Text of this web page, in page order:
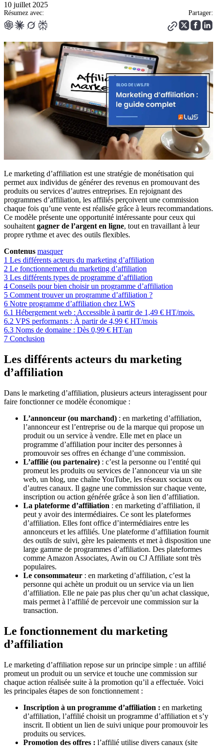
10 juillet 2025
Résumez avec: Partager:
Le marketing d’affiliation est une stratégie de monétisation qui
permet aux individus de générer des revenus en promouvant des
produits ou services d’autres entreprises. En rejoignant des
programmes d’affiliation, les affiliés perçoivent une commission
chaque fois qu’une vente est réalisée grâce à leurs recommandations.
Ce modèle présente une opportunité intéressante pour ceux qui
souhaitent gagner de l’argent en ligne, tout en travaillant à leur
propre rythme et avec des outils flexibles.
Contenus masquer
1 Les différents acteurs du marketing d’affiliation
2 Le fonctionnement du marketing d’affiliation
3 Les différents types de programme d’affiliation
4 Conseils pour bien choisir un programme d’affiliation
5 Comment trouver un programme d’affiliation ?
6 Notre programme d’affiliation chez LWS
6.1 Hébergement web : Accessible à partir de 1,49 € HT/mois.
6.2 VPS performants : À partir de 4,99 € HT/mois
6.3 Noms de domaine : Dès 0,99 € HT/an
7 Conclusion
Les différents acteurs du marketing
d’affiliation
Dans le marketing d’affiliation, plusieurs acteurs interagissent pour
faire fonctionner ce modèle économique :
L’annonceur (ou marchand) : en marketing d’affiliation,
l’annonceur est l’entreprise ou de la marque qui propose un
produit ou un service à vendre. Elle met en place un
programme d’affiliation pour inciter des personnes à
promouvoir ses offres en échange d’une commission.
L’affilié (ou partenaire) : c’est la personne ou l’entité qui
promeut les produits ou services de l’annonceur via un site
web, un blog, une chaîne YouTube, les réseaux sociaux ou
d’autres canaux. Il gagne une commission sur chaque vente,
inscription ou action générée grâce à son lien d’affiliation.
La plateforme d’affiliation : en marketing d’affiliation, il
peut y avoir des intermédiaires. Ce sont les plateformes
d’affiliation. Elles font office d’intermédiaires entre les
annonceurs et les affiliés. Une plateforme d’affiliation fournit
des outils de suivi, gère les paiements et met à disposition une
large gamme de programmes d’affiliation. Des plateformes
comme Amazon Associates, Awin ou CJ Affiliate sont très
populaires.
Le consommateur : en marketing d’affiliation, c’est la
personne qui achète un produit ou un service via un lien
d’affiliation. Elle ne paie pas plus cher qu’un achat classique,
mais permet à l’affilié de percevoir une commission sur la
transaction.
Le fonctionnement du marketing
d’affiliation
Le marketing d’affiliation repose sur un principe simple : un affilié
promeut un produit ou un service et touche une commission sur
chaque action réalisée suite à la promotion qu’il a effectuée. Voici
les principales étapes de son fonctionnement :
Inscription à un programme d’affiliation : en marketing
d’affiliation, l’affilié choisit un programme d’affiliation et s’y
inscrit. Il obtient un lien de suivi unique pour promouvoir les
produits ou services.
Promotion des offres : l’affilié utilise divers canaux (site